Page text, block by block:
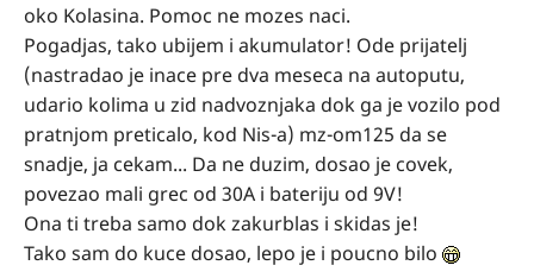
oko Kolasina. Pomoc ne mozes naci.
Pogadjas, tako ubijem i akumulator! Ode prijatelj
(nastradao je inace pre dva meseca na autoputu,
udario kolima u zid nadvoznjaka dok ga je vozilo pod
pratnjom preticalo, kod Nis-a) mz-om125 da se
snadje, ja cekam... Da ne duzim, dosao je covek,
povezao mali grec od 30A i bateriju od 9V!
Ona ti treba samo dok zakurblas i skidas je!
Tako sam do kuce dosao, lepo je i poucno bilo